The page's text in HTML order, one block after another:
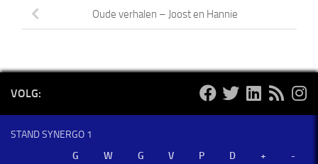
Oude verhalen – Joost en Hannie
VOLG:
STAND SYNERGO 1